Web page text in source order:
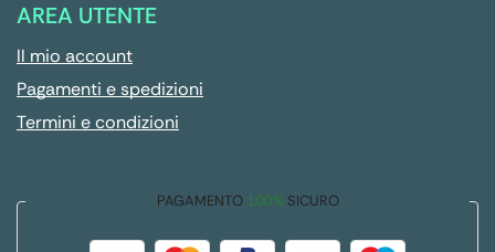
AREA UTENTE
Il mio account
Pagamenti e spedizioni
Termini e condizioni
PAGAMENTO 100% SICURO